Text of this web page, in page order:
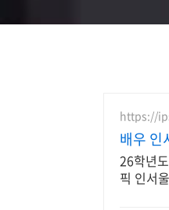
https://
배우 인
26학년
픽 인서